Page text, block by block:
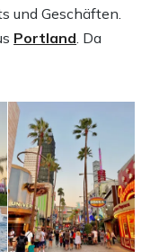
und Geschäften.
Portland. Da